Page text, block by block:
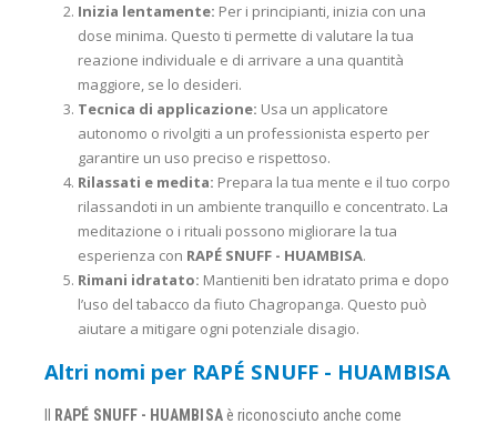
Inizia lentamente: Per i principianti, inizia con una
dose minima. Questo ti permette di valutare la tua
reazione individuale e di arrivare a una quantità
maggiore, se lo desideri.
Tecnica di applicazione: Usa un applicatore
autonomo o rivolgiti a un professionista esperto per
garantire un uso preciso e rispettoso.
Rilassati e medita: Prepara la tua mente e il tuo corpo
rilassandoti in un ambiente tranquillo e concentrato. La
meditazione o i rituali possono migliorare la tua
esperienza con RAPÉ SNUFF - HUAMBISA.
Rimani idratato: Mantieniti ben idratato prima e dopo
l’uso del tabacco da fiuto Chagropanga. Questo può
aiutare a mitigare ogni potenziale disagio.
Altri nomi per RAPÉ SNUFF - HUAMBISA
RAPÉ SNUFF - HUAMBISAè riconosciuto anche come